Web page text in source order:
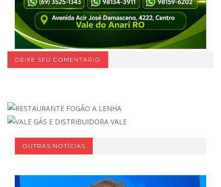
DEIXE SEU COMENTARIO
OUTRAS NOTÍCIAS